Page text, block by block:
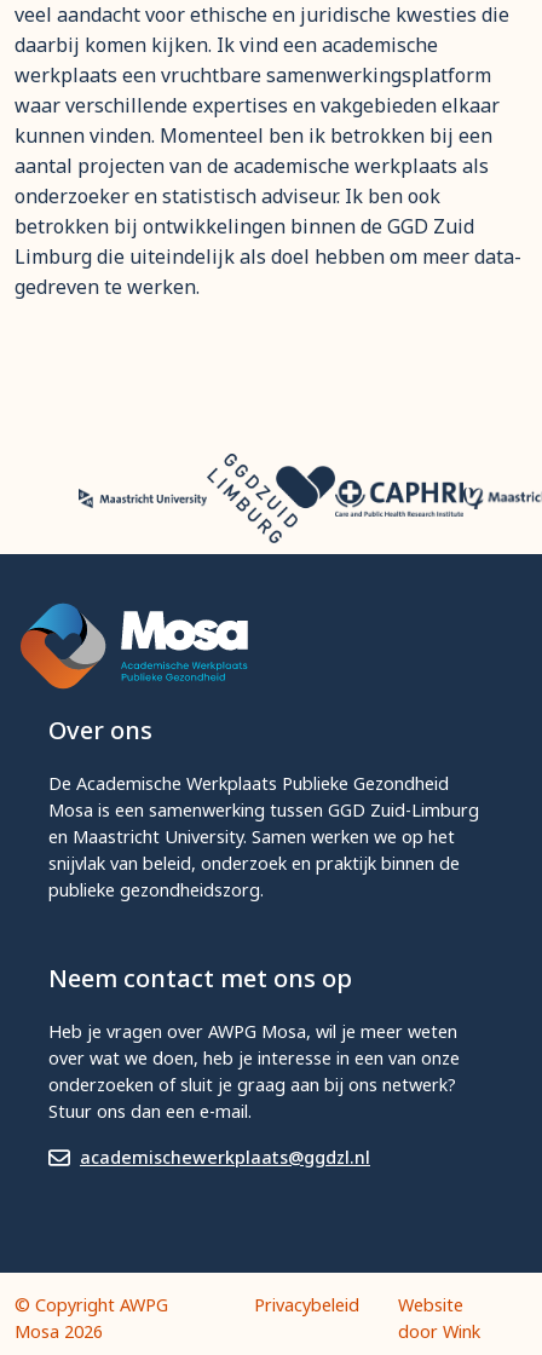
veel aandacht voor ethische en juridische kwesties die
daarbij komen kijken. Ik vind een academische
werkplaats een vruchtbare samenwerkingsplatform
waar verschillende expertises en vakgebieden elkaar
kunnen vinden. Momenteel ben ik betrokken bij een
aantal projecten van de academische werkplaats als
onderzoeker en statistisch adviseur. Ik ben ook
betrokken bij ontwikkelingen binnen de GGD Zuid
Limburg die uiteindelijk als doel hebben om meer data-
gedreven te werken.
Over ons
De Academische Werkplaats Publieke Gezondheid
Mosa is een samenwerking tussen GGD Zuid-Limburg
en Maastricht University. Samen werken we op het
snijvlak van beleid, onderzoek en praktijk binnen de
publieke gezondheidszorg.
Neem contact met ons op
Heb je vragen over AWPG Mosa, wil je meer weten
over wat we doen, heb je interesse in een van onze
onderzoeken of sluit je graag aan bij ons netwerk?
Stuur ons dan een e-mail.
academischewerkplaats@ggdzl.nl
© Copyright AWPG
Mosa 2026
Privacybeleid
Website
door Wink